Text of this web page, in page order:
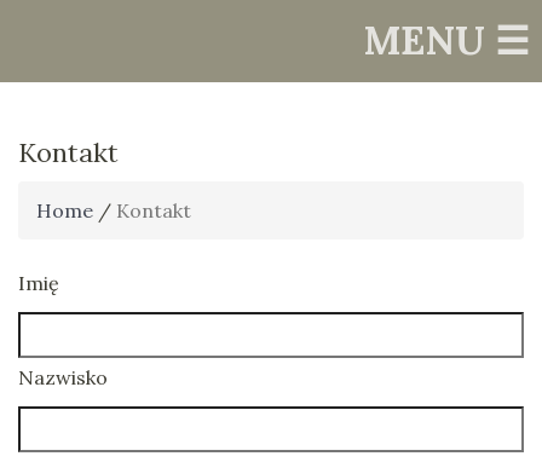
MENU ☰
Kontakt
Home / Kontakt
Imię
Nazwisko